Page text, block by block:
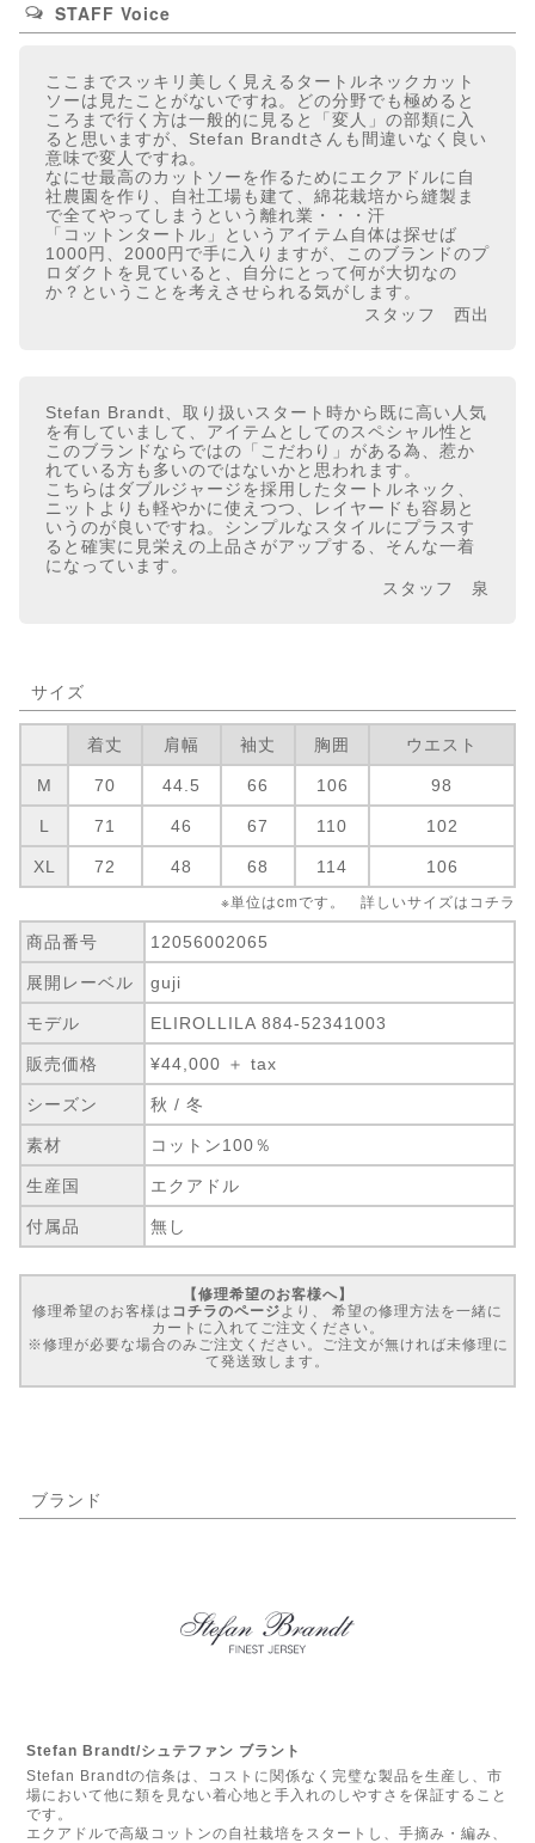
STAFF Voice
ここまでスッキリ美しく見えるタートルネックカット
ソーは見たことがないですね。どの分野でも極めると
ころまで行く方は一般的に見ると「変人」の部類に入
ると思いますが、Stefan Brandtさんも間違いなく良い
意味で変人ですね。
なにせ最高のカットソーを作るためにエクアドルに自
社農園を作り、自社工場も建て、綿花栽培から縫製ま
で全てやってしまうという離れ業・・・汗
「コットンタートル」というアイテム自体は探せば
1000円、2000円で手に入りますが、このブランドのプ
ロダクトを見ていると、自分にとって何が大切なの
か？ということを考えさせられる気がします。
スタッフ 西出
Stefan Brandt、取り扱いスタート時から既に高い人気
を有していまして、アイテムとしてのスペシャル性と
このブランドならではの「こだわり」がある為、惹か
れている方も多いのではないかと思われます。
こちらはダブルジャージを採用したタートルネック、
ニットよりも軽やかに使えつつ、レイヤードも容易と
いうのが良いですね。シンプルなスタイルにプラスす
ると確実に見栄えの上品さがアップする、そんな一着
になっています。
スタッフ 泉
サイズ
着丈 肩幅 袖丈 胸囲 ウエスト
M 70 44.5 66 106 98
L 71 46 67 110 102
XL 72 48 68 114 106
※単位はcmです。 詳しいサイズは コチラ
商品番号 12056002065
展開レーベル guji
モデル ELIROLLILA 884-52341003
販売価格 ¥44,000 ＋ tax
シーズン 秋 / 冬
素材 コットン100％
生産国 エクアドル
付属品 無し
【修理希望のお客様へ】
修理希望のお客様は コチラのページ より、 希望の修理方法を一緒に
カートに入れてご注文ください。
※修理が必要な場合のみご注文ください。ご注文が無ければ未修理に
て発送致します。
ブランド
Stefan Brandt/シュテファン ブラント
Stefan Brandtの信条は、コストに関係なく完璧な製品を生産し、市
場において他に類を見ない着心地と手入れのしやすさを保証すること
です。
エクアドルで高級コットンの自社栽培をスタートし、手摘み・編み、